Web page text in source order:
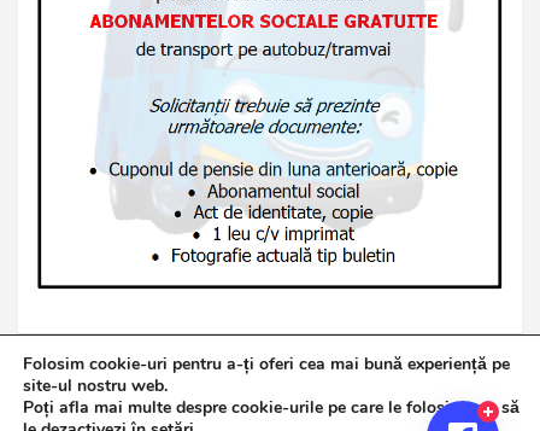
Copyright © 2026Jurnalul de Brăila
Folosim cookie-uri pentru a-ți oferi cea mai bună experiență pe
site-ul nostru web.
Poți afla mai multe despre cookie-urile pe care le folosim sau să